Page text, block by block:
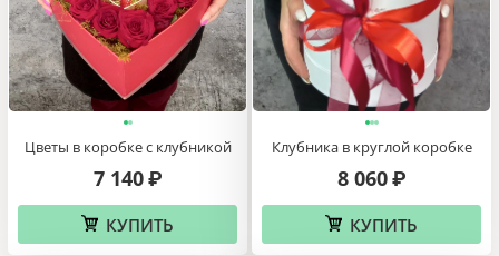
Цветы в коробке с клубникой
7 140 ₽
КУПИТЬ
Клубника в круглой коробке
8 060 ₽
КУПИТЬ